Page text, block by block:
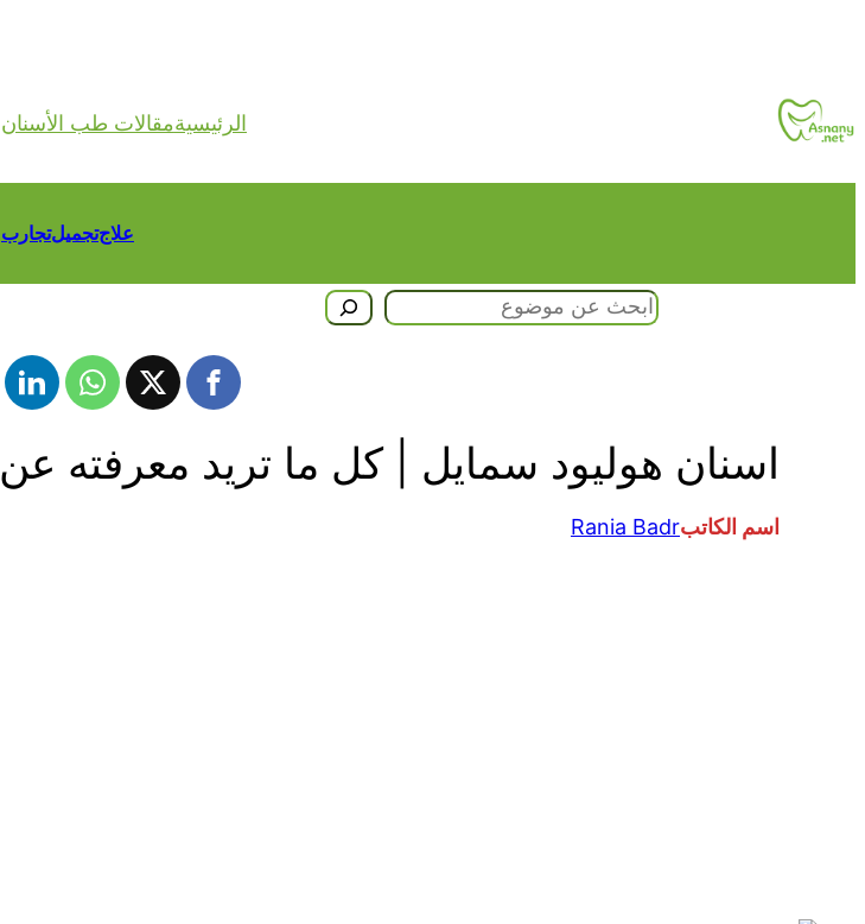
الرئيسيةمقالات طب الأسنان
علاجتجميلتجارب
اسنان هوليود سمايل | كل ما تريد معرفته
اسم الكاتبRania Badr